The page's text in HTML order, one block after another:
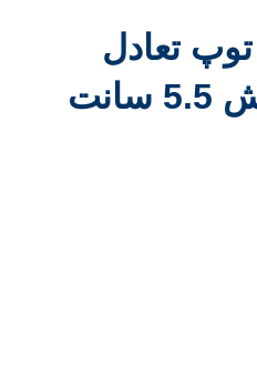
تعادل